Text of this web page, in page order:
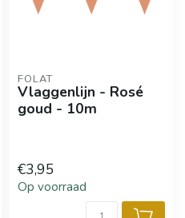
FOLAT
Vlaggenlijn - Rosé
goud - 10m
€3,95
Op voorraad